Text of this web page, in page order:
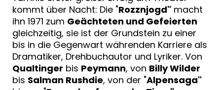
kommt über Nacht: Die "Rozznjogd" macht
ihn 1971 zum Geächteten und Gefeierten
gleichzeitig, sie ist der Grundstein zu einer
bis in die Gegenwart währenden Karriere als
Dramatiker, Drehbuchautor und Lyriker. Von
Qualtinger bis Peymann, von Billy Wilder
bis Salman Rushdie, von der "Alpensaga"